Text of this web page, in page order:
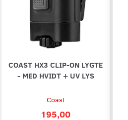
COAST HX3 CLIP-ON LYGTE
- MED HVIDT + UV LYS
Coast
195,00